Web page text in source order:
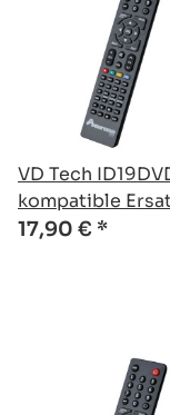
VD Tech
kompatible
Fernbedienung
17,90 € *